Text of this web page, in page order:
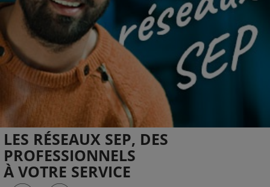
LES RÉSEAUX SEP, DES
PROFESSIONNELS
À VOTRE SERVICE